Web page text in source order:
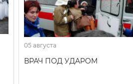
05 августа
ВРАЧ ПОД УДАРОМ